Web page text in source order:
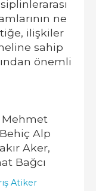
ne
ilişkiler
sahip
önemli
Mehmet
Alp
Aker,
Bağcı
Atiker